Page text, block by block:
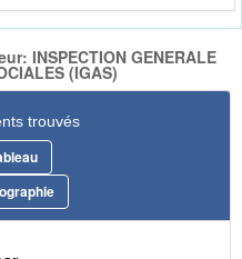
INSPECTION GENERALE
(IGAS)
trouvés